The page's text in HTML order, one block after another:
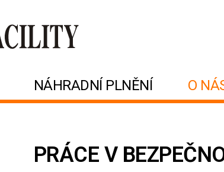
NÁHRADNÍ PLNĚNÍ O
PRÁCE V